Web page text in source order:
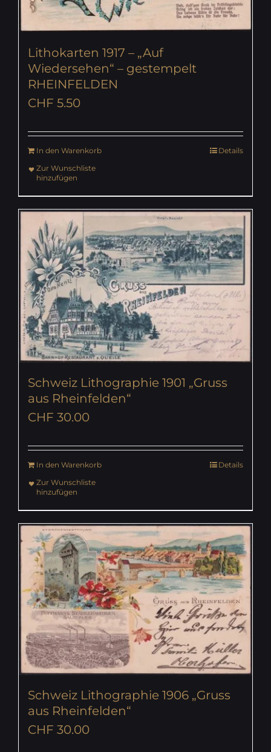
Lithokarten 1917 – „Auf
Wiedersehen“ – gestempelt
RHEINFELDEN
CHF 5.50
In den Warenkorb
Details
Zur Wunschliste
hinzufügen
Schweiz Lithographie 1901 „Gruss
aus Rheinfelden“
CHF 30.00
In den Warenkorb
Details
Zur Wunschliste
hinzufügen
Schweiz Lithographie 1906 „Gruss
aus Rheinfelden“
CHF 30.00